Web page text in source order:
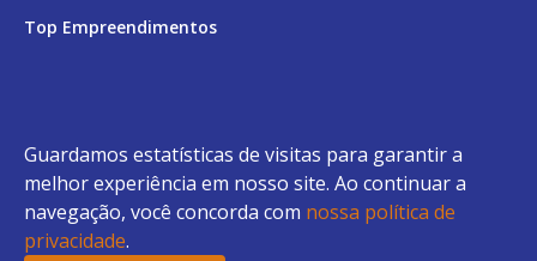
Guardamos estatísticas de visitas para garantir a
melhor experiência em nosso site. Ao continuar a
navegação, você concorda com nossa política de
privacidade.
Top Empreendimentos
Top 9 Financiamento Bancário
Top 9 Financiamento Direto